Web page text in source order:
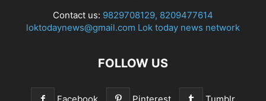
Contact us: 9829708129, 8209477614
loktodaynews@gmail.com Lok today news network
FOLLOW US